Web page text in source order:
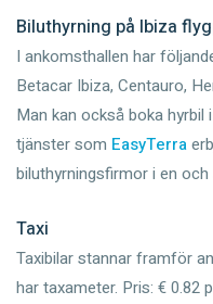
Biluthyrning på Ibiza
I ankomsthallen har
Betacar Ibiza, Centauro,
Man kan också boka
tjänster som EasyTerra
biluthyrningsfirmor i en
Taxi
Taxibilar stannar framför
har taxameter. Pris: € 0.82